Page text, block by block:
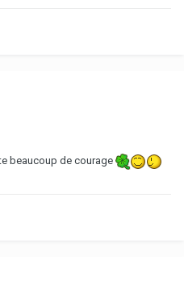
beaucoup de courage